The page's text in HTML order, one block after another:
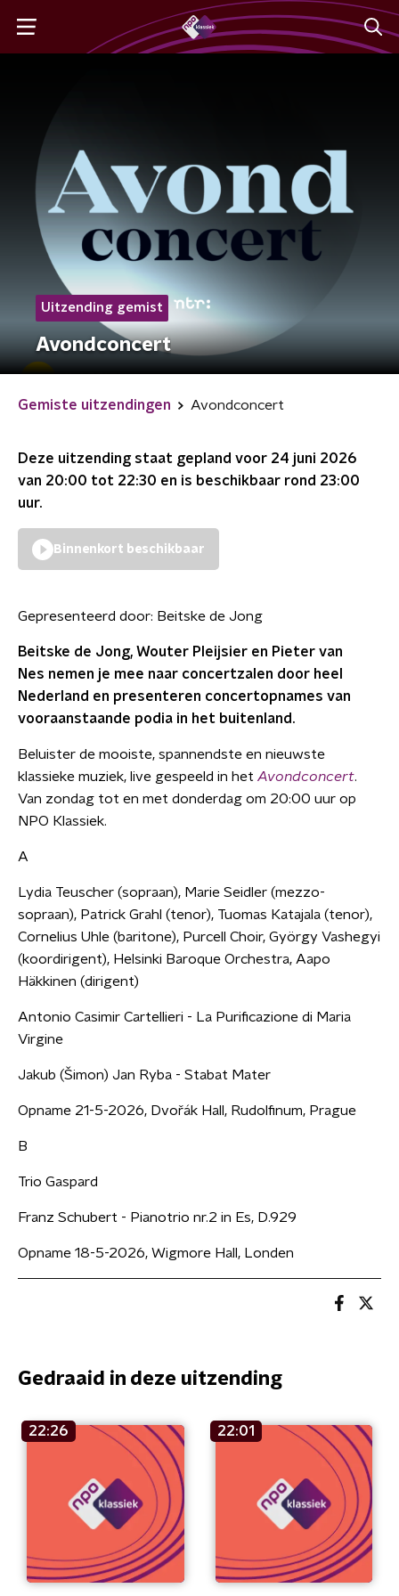
Uitzending gemist
Avondconcert
Gemiste uitzendingen Avondconcert
Deze uitzending staat gepland voor 24 juni 2026
van 20:00 tot 22:30 en is beschikbaar rond 23:00
uur.
Binnenkort beschikbaar
Gepresenteerd door: Beitske de Jong
Beitske de Jong, Wouter Pleijsier en Pieter van
Nes nemen je mee naar concertzalen door heel
Nederland en presenteren concertopnames van
vooraanstaande podia in het buitenland.
Beluister de mooiste, spannendste en nieuwste
klassieke muziek, live gespeeld in het Avondconcert.
Van zondag tot en met donderdag om 20:00 uur op
NPO Klassiek.
A
Lydia Teuscher (sopraan), Marie Seidler (mezzo-
sopraan), Patrick Grahl (tenor), Tuomas Katajala (tenor),
Cornelius Uhle (baritone), Purcell Choir, György Vashegyi
(koordirigent), Helsinki Baroque Orchestra, Aapo
Häkkinen (dirigent)
Antonio Casimir Cartellieri - La Purificazione di Maria
Virgine
Jakub (Šimon) Jan Ryba - Stabat Mater
Opname 21-5-2026, Dvořák Hall, Rudolfinum, Prague
B
Trio Gaspard
Franz Schubert - Pianotrio nr.2 in Es, D.929
Opname 18-5-2026, Wigmore Hall, Londen
Gedraaid in deze uitzending
22:26 22:01